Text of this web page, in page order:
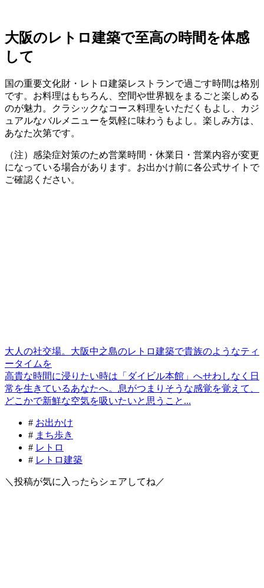
大阪のレトロ建築で至高の時間を体感
して
国の重要文化財・レトロ建築レストランで過ごす時間は格別
です。お料理はもちろん、空間や世界観をまるごと楽しめる
のが魅力。クラシックなコース料理をいただくもよし、カジ
ュアルなバルメニューを気軽に味わうもよし。楽しみ方は、
あなた次第です。
（注）感染症対策のため営業時間・休業日・営業内容が変更
になっている場合があります。お出かけ前に各公式サイトで
ご確認ください。
大人の社交場。大阪中之島のレトロ建築で貴族のようなティ
ータイムを
高貴な時間に浸りたい時は「ダイビル本館」へせわしなく日
常を生きているあなたへ。息がつまりそうな感覚を覚えて、
どこかで新鮮な空気を吸いたいと思うこと...
# お出かけ
# まち歩き
# レトロ
# レトロ建築
＼投稿が気に入ったらシェアしてね／